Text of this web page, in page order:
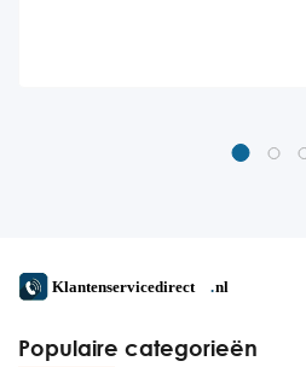
Populaire categorieën